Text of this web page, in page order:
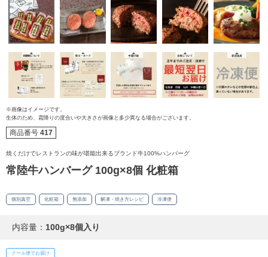
※画像はイメージです。
生体のため、霜降りの度合いや大きさが画像と多少異なる場合がございます。
商品番号 417
焼くだけでレストランの味が堪能出来るブランド牛100%ハンバーグ
常陸牛ハンバーグ 100g×8個 化粧箱
個別真空 化粧箱 無添加 解凍・焼き方レシピ 冷凍便
内容量： 100g×8個入り
クール便でお届け